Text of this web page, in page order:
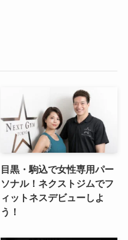
目黒・駒込で女性専用パー
ソナル！ネクストジムでフ
ィットネスデビューしよ
う！